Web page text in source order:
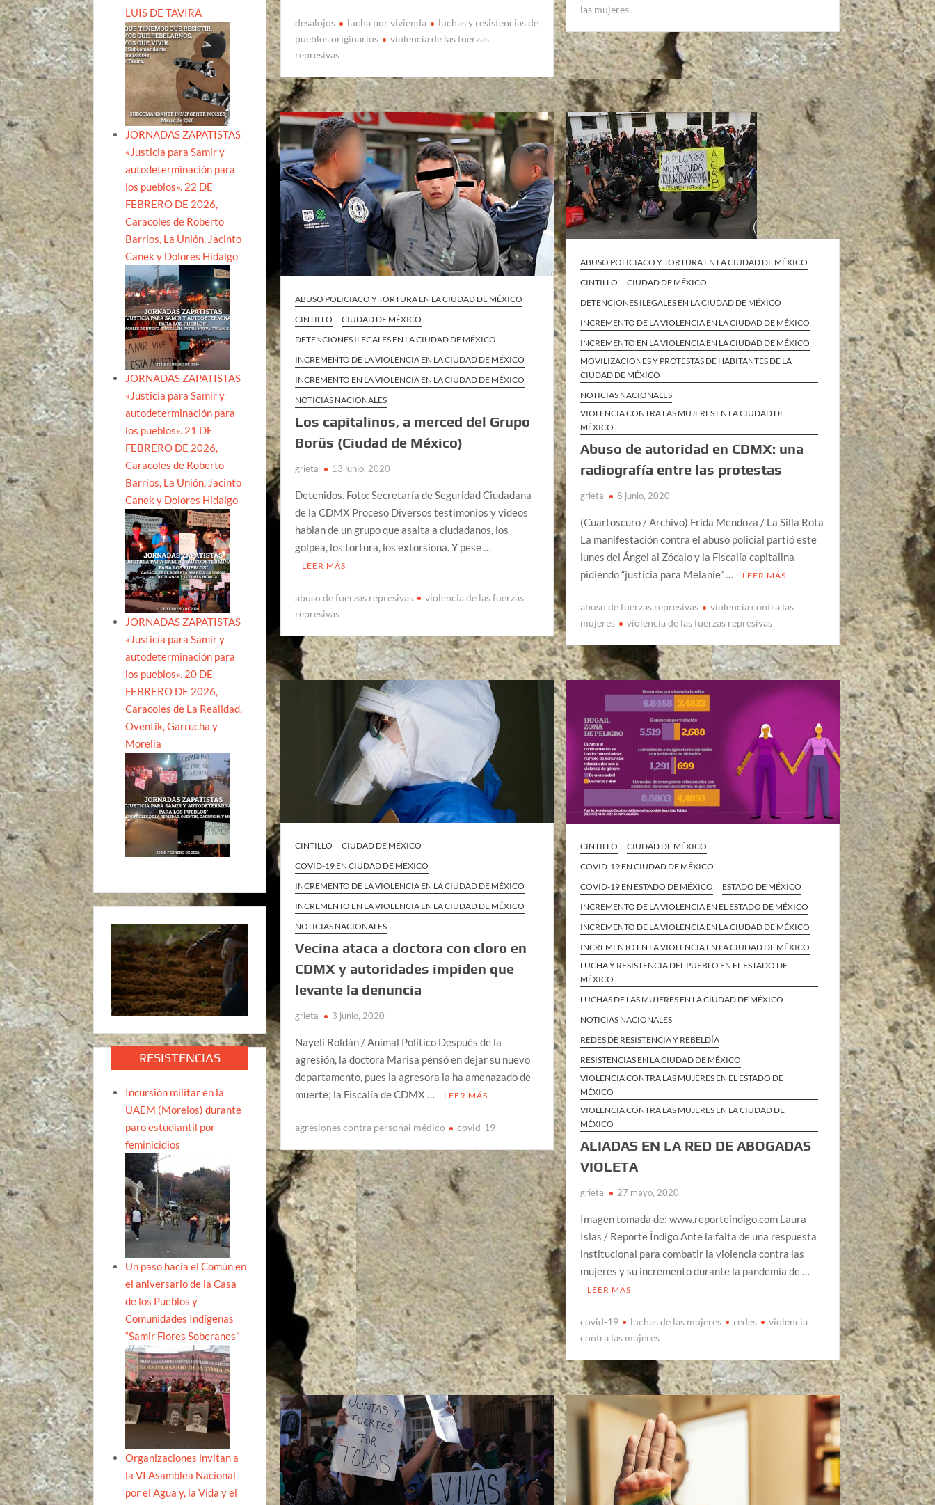
desalojos lucha por vivienda
luchas y resistencias de
pueblos originarios
violencia de las fuerzas
represivas
las mujeres
ABUSO POLICIACO Y TORTURA EN LA CIUDAD DE MÉXICO
CINTILLO
CIUDAD DE MÉXICO
DETENCIONES ILEGALES EN LA CIUDAD DE MÉXICO
INCREMENTO DE LA VIOLENCIA EN LA CIUDAD DE MÉXICO
INCREMENTO EN LA VIOLENCIA EN LA CIUDAD DE MÉXICO
NOTICIAS NACIONALES
Los capitalinos, a merced del Grupo
Borüs (Ciudad de México)
grieta 13 junio, 2020
Detenidos. Foto: Secretaría de Seguridad Ciudadana
de la CDMX Proceso Diversos testimonios y videos
hablan de un grupo que asalta a ciudadanos, los
golpea, los tortura, los extorsiona. Y pese …
LEER MÁS
abuso de fuerzas represivas
violencia de las fuerzas
represivas
ABUSO POLICIACO Y TORTURA EN LA CIUDAD DE MÉXICO
CINTILLO
CIUDAD DE MÉXICO
DETENCIONES ILEGALES EN LA CIUDAD DE MÉXICO
INCREMENTO DE LA VIOLENCIA EN LA CIUDAD DE MÉXICO
INCREMENTO EN LA VIOLENCIA EN LA CIUDAD DE MÉXICO
MOVILIZACIONES Y PROTESTAS DE HABITANTES DE LA
CIUDAD DE MÉXICO
NOTICIAS NACIONALES
VIOLENCIA CONTRA LAS MUJERES EN LA CIUDAD DE
MÉXICO
Abuso de autoridad en CDMX: una
radiografía entre las protestas
grieta 8 junio, 2020
(Cuartoscuro / Archivo) Frida Mendoza / La Silla Rota
La manifestación contra el abuso policial partió este
lunes del Ángel al Zócalo y la Fiscalía capitalina
pidiendo “justicia para Melanie” …
LEER MÁS
abuso de fuerzas represivas
violencia contra las
mujeres
violencia de las fuerzas represivas
CINTILLO
CIUDAD DE MÉXICO
COVID-19 EN CIUDAD DE MÉXICO
INCREMENTO DE LA VIOLENCIA EN LA CIUDAD DE MÉXICO
INCREMENTO EN LA VIOLENCIA EN LA CIUDAD DE MÉXICO
NOTICIAS NACIONALES
Vecina ataca a doctora con cloro en
CDMX y autoridades impiden que
levante la denuncia
grieta 3 junio, 2020
Nayeli Roldán / Animal Político Después de la
agresión, la doctora Marisa pensó en dejar su nuevo
departamento, pues la agresora la ha amenazado de
muerte; la Fiscalía de CDMX …
LEER MÁS
agresiones contra personal médico covid-19
CINTILLO
CIUDAD DE MÉXICO
COVID-19 EN CIUDAD DE MÉXICO
COVID-19 EN ESTADO DE MÉXICO
ESTADO DE MÉXICO
INCREMENTO DE LA VIOLENCIA EN EL ESTADO DE MÉXICO
INCREMENTO DE LA VIOLENCIA EN LA CIUDAD DE MÉXICO
INCREMENTO EN LA VIOLENCIA EN LA CIUDAD DE MÉXICO
LUCHA Y RESISTENCIA DEL PUEBLO EN EL ESTADO DE
MÉXICO
LUCHAS DE LAS MUJERES EN LA CIUDAD DE MÉXICO
NOTICIAS NACIONALES
REDES DE RESISTENCIA Y REBELDÍA
RESISTENCIAS EN LA CIUDAD DE MÉXICO
VIOLENCIA CONTRA LAS MUJERES EN EL ESTADO DE
MÉXICO
VIOLENCIA CONTRA LAS MUJERES EN LA CIUDAD DE
MÉXICO
ALIADAS EN LA RED DE ABOGADAS
VIOLETA
grieta 27 mayo, 2020
Imagen tomada de: www.reporteindigo.com Laura
Islas / Reporte Índigo Ante la falta de una respuesta
institucional para combatir la violencia contra las
mujeres y su incremento durante la pandemia de …
LEER MÁS
covid-19 luchas de las mujeres redes
violencia
contra las mujeres
LUIS DE TAVIRA
JORNADAS ZAPATISTAS
«Justicia para Samir y
autodeterminación para
los pueblos». 22 DE
FEBRERO DE 2026,
Caracoles de Roberto
Barrios, La Unión, Jacinto
Canek y Dolores Hidalgo
JORNADAS ZAPATISTAS
«Justicia para Samir y
autodeterminación para
los pueblos». 21 DE
FEBRERO DE 2026,
Caracoles de Roberto
Barrios, La Unión, Jacinto
Canek y Dolores Hidalgo
JORNADAS ZAPATISTAS
«Justicia para Samir y
autodeterminación para
los pueblos». 20 DE
FEBRERO DE 2026,
Caracoles de La Realidad,
Oventik, Garrucha y
Morelia
RESISTENCIAS
Incursión militar en la
UAEM (Morelos) durante
paro estudiantil por
feminicidios
Un paso hacia el Común en
el aniversario de la Casa
de los Pueblos y
Comunidades Indígenas
“Samir Flores Soberanes”
Organizaciones invitan a
la VI Asamblea Nacional
por el Agua y, la Vida y el